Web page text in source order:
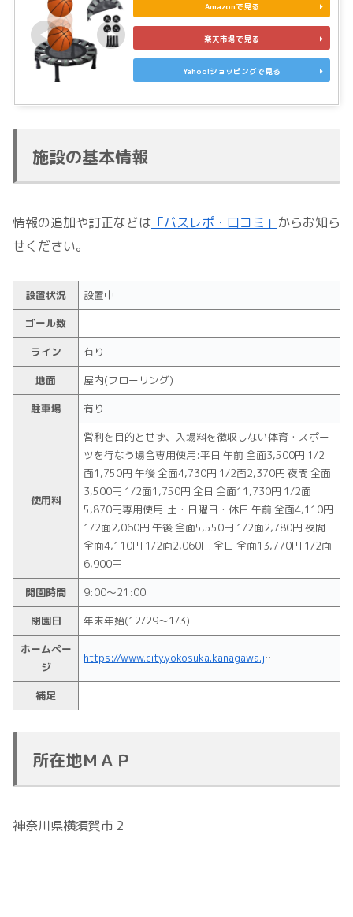
Amazonで見る
楽天市場で見る
Yahoo!ショッピングで見る
施設の基本情報
情報の追加や訂正などは 「バスレポ・口コミ」 からお知ら
せください。
設置状況
設置中
ゴール数
ライン
有り
地面
屋内(フローリング)
駐車場
有り
使用料
営利を目的とせず、入場料を徴収しない体育・スポー
ツを行なう場合専用使用:平日 午前 全面3,500円 1/2
面1,750円 午後 全面4,730円 1/2面2,370円 夜間 全面
3,500円 1/2面1,750円 全日 全面11,730円 1/2面
5,870円専用使用:土・日曜日・休日 午前 全面4,110円
1/2面2,060円 午後 全面5,550円 1/2面2,780円 夜間
全面4,110円 1/2面2,060円 全日 全面13,770円 1/2面
6,900円
開園時間
9:00～21:00
閉園日
年末年始(12/29～1/3)
ホームペー
ジ
https://www.city.yokosuka.kanagawa.jp/2130/sisetu/fc00000386.html
補足
所在地ＭＡＰ
神奈川県横須賀市２